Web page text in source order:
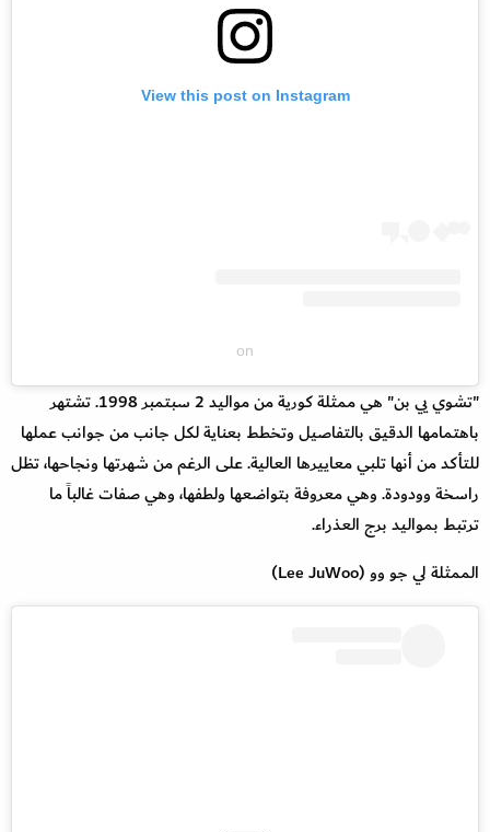
View this post on Instagram
on
"تشوي يي بن" هي ممثلة كورية من مواليد 2 سبتمبر 1998. تشتهر
باهتمامها الدقيق بالتفاصيل وتخطط بعناية لكل جانب من جوانب عملها
للتأكد من أنها تلبي معاييرها العالية. على الرغم من شهرتها ونجاحها، تظل
راسخة وودودة. وهي معروفة بتواضعها ولطفها، وهي صفات غالباً ما
ترتبط بمواليد برج العذراء.
الممثلة لي جو وو (Lee JuWoo)